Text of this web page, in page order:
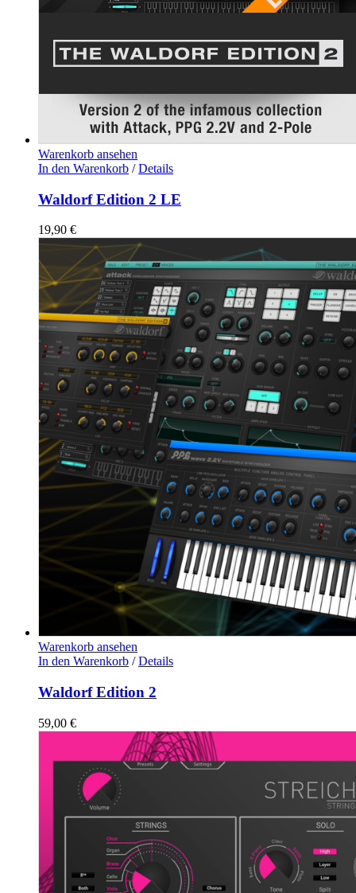
Warenkorb ansehen
In den Warenkorb / Details
Waldorf Edition 2 LE
19,90 €
Warenkorb ansehen
In den Warenkorb / Details
Waldorf Edition 2
59,00 €